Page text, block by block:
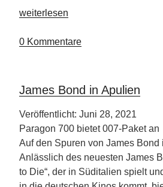
„Knigge
für
weiterlesen
0 Kommentare
James Bond in Apulien
Veröffentlicht: Juni 28, 2021
Paragon 700 bietet 007-Paket
Auf den Spuren von James Bond
Anlässlich des neuesten James
to Die“, der in Süditalien spielt